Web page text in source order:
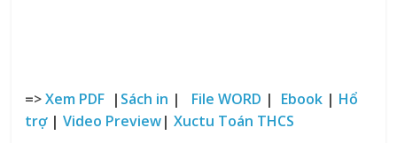
=>Xem PDF | Sách in | File WORD | Ebook | Hổ
trợ|Video Preview|Xuctu Toán THCS